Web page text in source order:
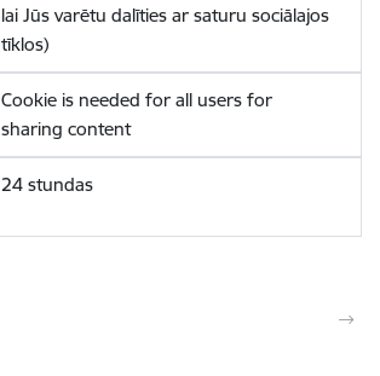
lai Jūs varētu dalīties ar saturu sociālajos
tīklos)
Cookie is needed for all users for
sharing content
24 stundas